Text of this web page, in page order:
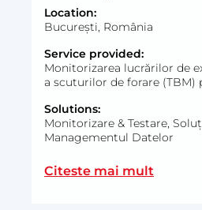
Location:
București, România
Service provided:
Monitorizarea lucrărilor de
a scuturilor de forare (TBM)
magistralei de metrou —
de precizie, monitorizare
instrumentare geotehnică,
Solutions:
Monitorizare & Testare,
Managementul Datelor
Citeste mai mult